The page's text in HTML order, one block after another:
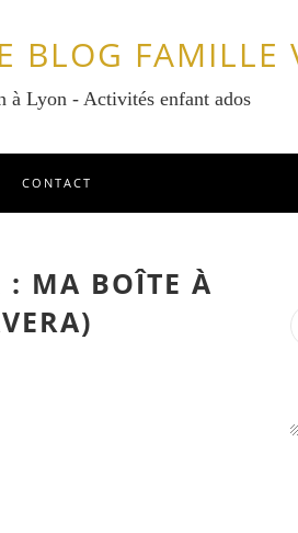
BLOG FAMILLE
à Lyon - Activités enfant ados
CONTACT
: MA BOÎTE À